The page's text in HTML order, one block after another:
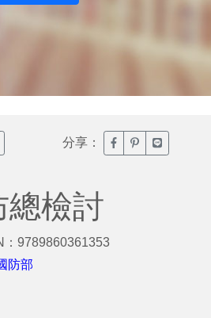
分享： 臉書分享(另開新視
噗浪分享(另開
Line分享(
總檢討
：9789860361353
防部